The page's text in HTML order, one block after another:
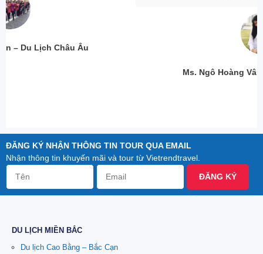
Ms. Ngô Hoàng Vân – Du Lịch Thái Lan
ĐĂNG KÝ NHẬN THÔNG TIN TOUR QUA EMAIL
Nhận thông tin khuyến mãi và tour từ Vietrendtravel.
ĐĂNG KÝ
DU LỊCH MIỀN BẮC
Du lịch Cao Bằng – Bắc Cạn